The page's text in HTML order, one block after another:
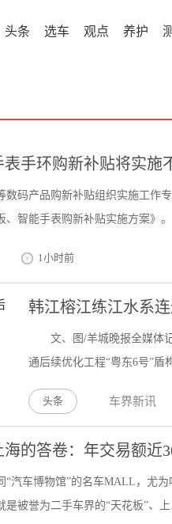
头条 选车 观点 养护
手环购新补贴将实施
数码产品购新补贴组织实施工作
、智能手表购新补贴实施方案》
1小时前
韩江榕江练江水系
文、图/羊城晚报全媒体
通后续优化工程“粤东6号”盾
头条 车界新讯
海的答卷：年交易额近
“汽车博物馆”的名车MALL，尤
是被誉为二手车界的“天花板”、上